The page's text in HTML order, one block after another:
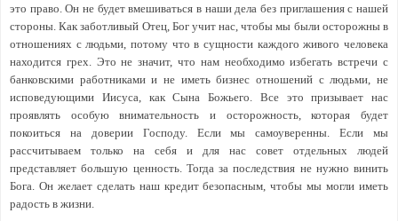
это право. Он не будет вмешиваться в наши дела без приглашения с нашей
стороны. Как заботливый Отец, Бог учит нас, чтобы мы были осторожны в
отношениях с людьми, потому что в сущности каждого живого человека
находится грех. Это не значит, что нам необходимо избегать встречи с
банковскими работниками и не иметь бизнес отношений с людьми, не
исповедующими Иисуса, как Сына Божьего. Все это призывает нас
проявлять особую внимательность и осторожность, которая будет
покоиться на доверии Господу. Если мы самоуверенны. Если мы
рассчитываем только на себя и для нас совет отдельных людей
представляет большую ценность. Тогда за последствия не нужно винить
Бога. Он желает сделать наш кредит безопасным, чтобы мы могли иметь
радость в жизни.